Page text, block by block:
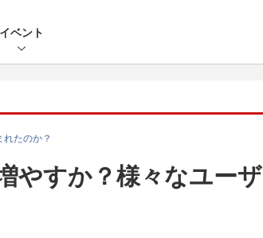
イベント
たのか？
やすか？様々なユーザ